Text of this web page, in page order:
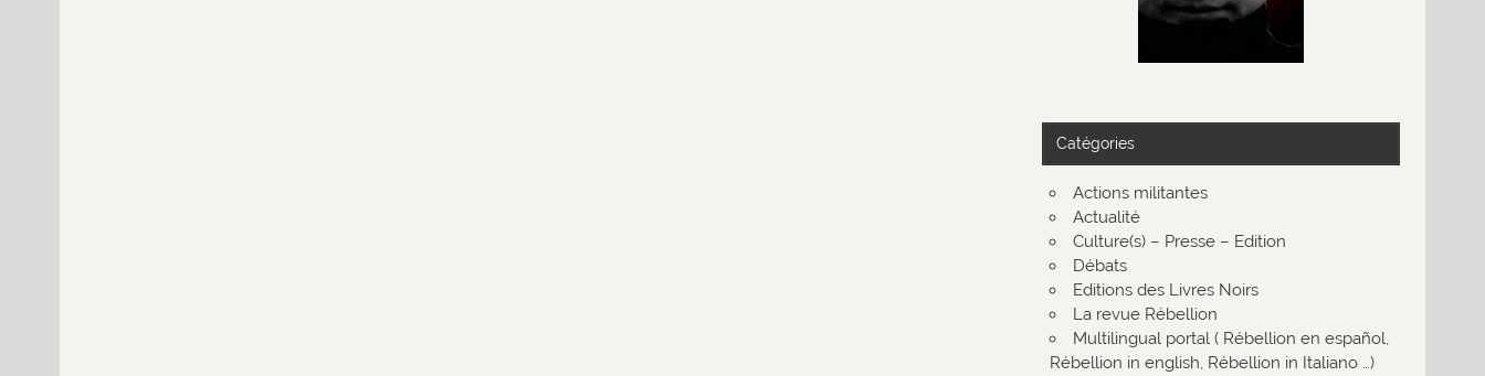
Catégories
Actions militantes
Actualité
Culture(s) – Presse – Edition
Débats
Editions des Livres Noirs
La revue Rébellion
Multilingual portal ( Rébellion en español,
Rébellion in english, Rébellion in Italiano …)